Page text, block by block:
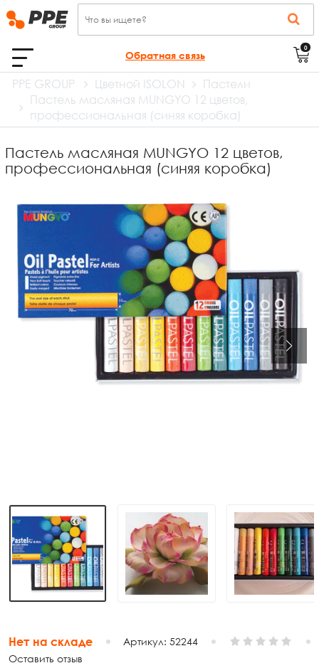
Обратная связь
0
PPE GROUP Цветной ISOLON
Пастели
Пастель масляная MUNGYO 12 цветов,
профессиональная (синяя коробка)
Пастель масляная MUNGYO 12 цветов,
профессиональная (синяя коробка)
Нет на складе Артикул:52244
Оставить отзыв